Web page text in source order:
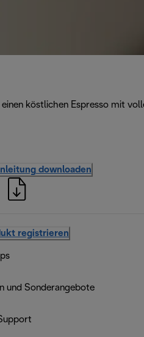
köstlichen Espresso mit
downloaden
registrieren
und Sonderangebote